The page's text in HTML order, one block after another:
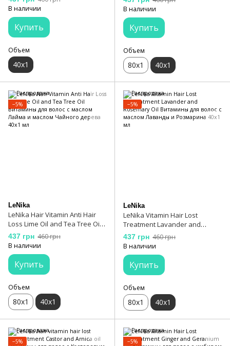
hair vitamin extract Magnolia
В наличии
Купить
Объем
40х1
касторовым маслом и
водорослей 40x1 мл
В наличии
Купить
Объем
80х1 40х1
−5%
LeNika
LeNika Hair Vitamin Anti Hair
Loss Lime Oil and Tea Tree Oil
Витамины для волос с маслом
Лайма и маслом Чайного
437 грн 460 грн
В наличии
Купить
Объем
80х1 40х1
−5%
LeNika
LeNika Vitamin Hair Lost
Treatment Lavander and
Rosemary Oil Витамины для
волос с маслом Лаванды и
437 грн 460 грн
В наличии
Купить
Объем
80х1 40х1
−5% −5%